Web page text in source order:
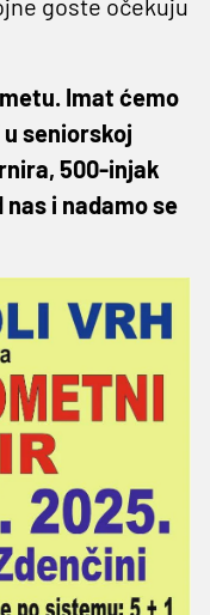
goste očekuju
Imat ćemo
seniorskoj
500-injak
i nadamo se